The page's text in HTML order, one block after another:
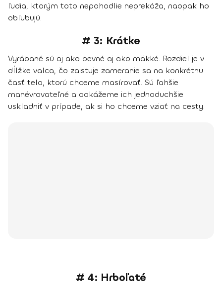
ľudia, ktorým toto nepohodlie neprekáža, naopak ho
obľubujú.
# 3: Krátke
Vyrábané sú aj ako pevné aj ako mäkké. Rozdiel je v
dĺlžke valca, čo zaisťuje zameranie sa na konkrétnu
časť tela, ktorú chceme masírovať. Sú ľahšie
manévrovateľné a dokážeme ich jednoduchšie
uskladniť v prípade, ak si ho chceme vziať na cesty.
# 4: Hrboľaté